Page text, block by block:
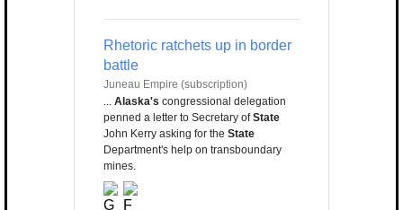
Rhetoric ratchets up in border
battle
Juneau Empire (subscription)
... Alaska's congressional delegation
penned a letter to Secretary ofState
John Kerry asking for the State
Department's help on transboundary
mines.